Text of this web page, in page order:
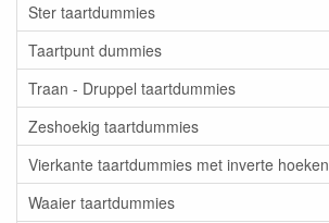
Ster taartdummies
Taartpunt dummies
Traan - Druppel taartdummies
Zeshoekig taartdummies
Vierkante taartdummies met inverte hoeken
Waaier taartdummies